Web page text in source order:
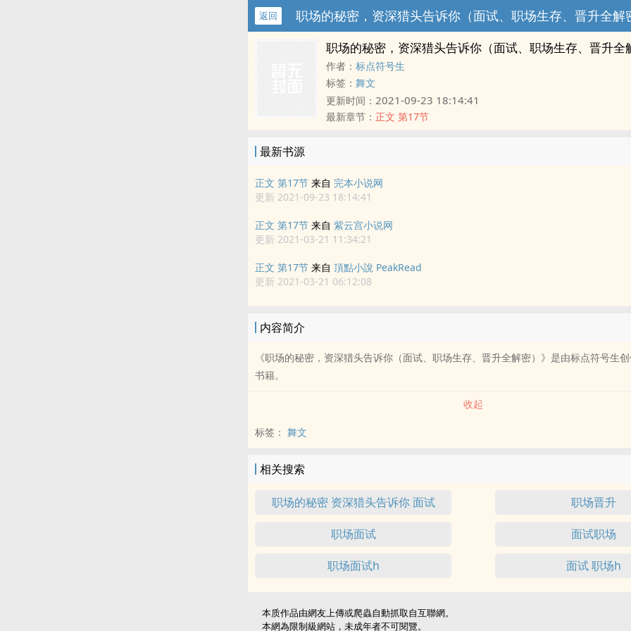
返回 职场的秘密，资深猎头告诉你（面试、职场生存、晋升全解
职场的秘密，资深猎头告诉你（面试、职场生存、晋升全
作者： 标点符号生
标签： 舞文
更新时间： 2021-09-23 18:14:41
最新章节： 正文 第17节
最新书源
正文 第17节 来自 完本小说网
更新 2021-09-23 18:14:41
正文 第17节 来自 紫云宫小说网
更新 2021-03-21 11:34:21
正文 第17节 来自 頂點小說 PeakRead
更新 2021-03-21 06:12:08
内容简介
《职场的秘密，资深猎头告诉你（面试、职场生存、晋升全解密）》是由标点符号生
书籍。
收起
标签： 舞文
相关搜索
职场的秘密 资深猎头告诉你 面试 职场晋升
职场面试 面试职场
职场面试h 面试 职场h
本质作品由網友上傳或爬蟲自動抓取自互聯網。
本網為限制級網站，未成年者不可閱覽。